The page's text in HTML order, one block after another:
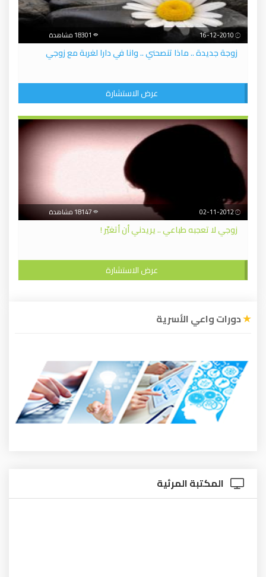
زوجة جديدة .. ماذا تنصحني .. وانا في دارا لغربة مع زوجي
عرض الاستشارة
02-11-2012 18147 مشاهدة
زوجي لا تعجبه طباعي .. يريدني أن أتغيّر !
عرض الاستشارة
دورات واعي الأسرية
المكتبة المرئية